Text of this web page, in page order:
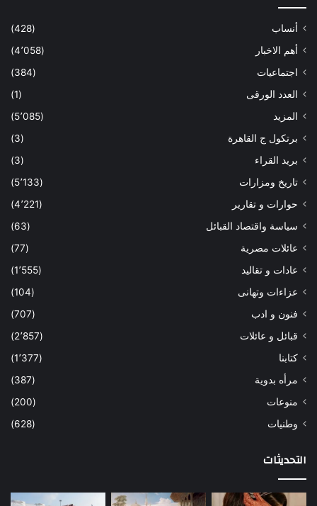
أنساب
(428)
أهم الاخبار
(4٬058)
اجتماعيات
(384)
العدد الورقى
(1)
المزيد
(5٬085)
برتكول ج القاهرة
(3)
بريد القراء
(3)
تاريخ ومزارات
(5٬133)
حوارات و تقارير
(4٬221)
سياسة واقتصاد القبائل
(63)
عائلات مصرية
(77)
عادات و تقاليد
(1٬555)
عزاءات وتهانى
(104)
فنون و ادب
(707)
قبائل و عائلات
(2٬857)
كتابنا
(1٬377)
مرأه بدوية
(387)
منوعات
(200)
وطنيات
(628)
التحديثات